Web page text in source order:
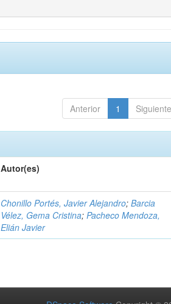
Anterior 1 Siguiente
Autor(es)
Chonillo Portés, Javier Alejandro;Barcia
Vélez, Gema Cristina;Pacheco Mendoza,
Elián Javier